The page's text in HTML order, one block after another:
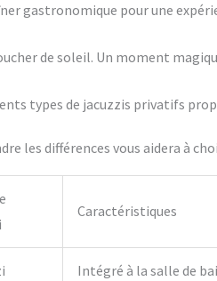
gastronomique pour une
de soleil. Un moment
types de jacuzzis privatifs
les différences vous aidera à
Caractéristiques
Intégré à la salle de